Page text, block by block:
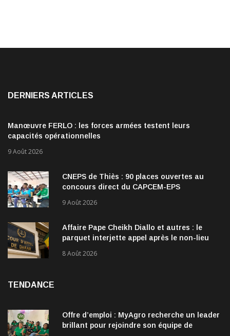
DERNIERS ARTICLES
Manœuvre FERLO : les forces armées testent leurs
capacités opérationnelles
9 Août 2026
CNEPS de Thiès : 90 places ouvertes au
concours direct du CAPCEM-EPS
9 Août 2026
Affaire Pape Cheikh Diallo et autres : le
parquet interjette appel après le non-lieu
8 Août 2026
TENDANCE
Offre d’emploi : MyAgro recherche un leader
brillant pour rejoindre son équipe de